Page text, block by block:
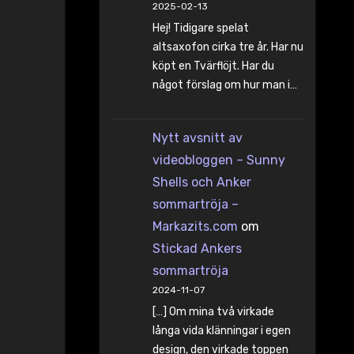
2025-02-13
Hej! Tidigare spelat
altsaxofon cirka tre år. Har nu
köpt en Tvärflöjt. Har du
något förslag om hur man i…
Nytt avsnitt av
videobloggen – Sunny
Shells och Anker
sommartröja –
Markazits.com om
Stickad Ankers
sommartröja
2024-11-07
[…] Om mina två virkade
långa vida klänningar i egen
design, den virkade toppen